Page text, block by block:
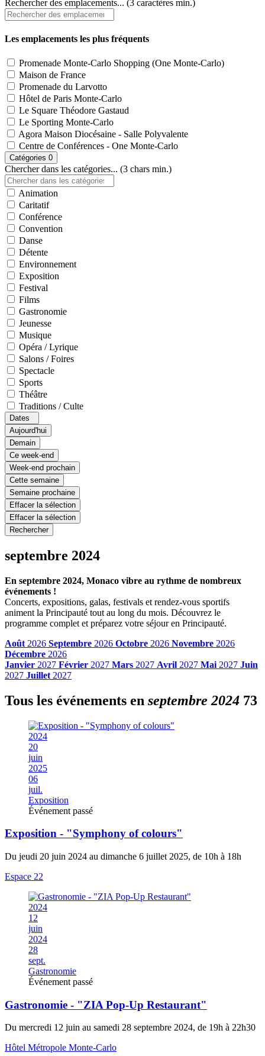
Rechercher des emplacements... (3 caractères min.)
Les emplacements les plus fréquents
Promenade Monte-Carlo Shopping (One Monte-Carlo)
Maison de France
Promenade du Larvotto
Hôtel de Paris Monte-Carlo
Le Square Théodore Gastaud
Le Sporting Monte-Carlo
Agora Maison Diocésaine - Salle Polyvalente
Centre de Conférences - One Monte-Carlo
Catégories 0
Chercher dans les catégories... (3 chars min.)
Animation
Caritatif
Conférence
Convention
Danse
Détente
Environnement
Exposition
Festival
Films
Gastronomie
Jeunesse
Musique
Opéra / Lyrique
Salons / Foires
Spectacle
Sports
Théâtre
Traditions / Culte
Dates
Aujourd'hui
Demain
Ce week-end
Week-end prochain
Cette semaine
Semaine prochaine
Effacer la sélection
Effacer la sélection
Rechercher
septembre 2024
En septembre 2024, Monaco vibre au rythme de nombreux
événements !
Concerts, expositions, galas, festivals et rendez-vous sportifs
animent la Principauté tout au long du mois. Découvrez le
programme complet et préparez votre séjour en Principauté.
Août 2026 Septembre 2026 Octobre 2026 Novembre 2026
Décembre 2026
Janvier 2027 Février 2027 Mars 2027 Avril 2027 Mai 2027 Juin
2027 Juillet 2027
Tous les événements en septembre 2024 73
2024
20
juin
2025
06
juil.
Exposition
Événement passé
Exposition - "Symphony of colours"
Du jeudi 20 juin 2024 au dimanche 6 juillet 2025, de 10h à 18h
Espace 22
2024
12
juin
2024
28
sept.
Gastronomie
Événement passé
Gastronomie - "ZIA Pop-Up Restaurant"
Du mercredi 12 juin au samedi 28 septembre 2024, de 19h à 22h30
Hôtel Métropole Monte-Carlo